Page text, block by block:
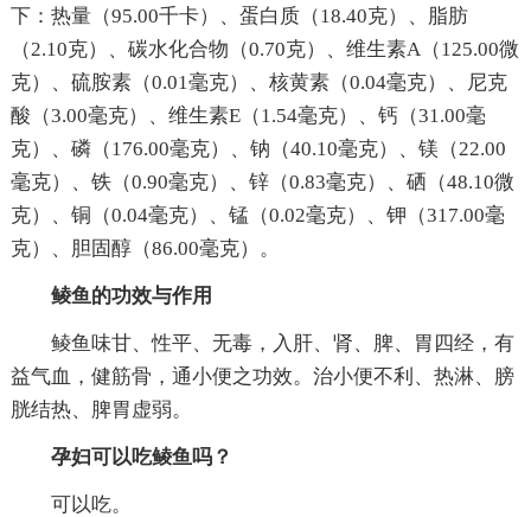
下：热量（95.00千卡）、蛋白质（18.40克）、脂肪
（2.10克）、碳水化合物（0.70克）、维生素A（125.00微
克）、硫胺素（0.01毫克）、核黄素（0.04毫克）、尼克
酸（3.00毫克）、维生素E（1.54毫克）、钙（31.00毫
克）、磷（176.00毫克）、钠（40.10毫克）、镁（22.00
毫克）、铁（0.90毫克）、锌（0.83毫克）、硒（48.10微
克）、铜（0.04毫克）、锰（0.02毫克）、钾（317.00毫
克）、胆固醇（86.00毫克）。
鲮鱼的功效与作用
鲮鱼味甘、性平、无毒，入肝、肾、脾、胃四经，有
益气血，健筋骨，通小便之功效。治小便不利、热淋、膀
胱结热、脾胃虚弱。
孕妇可以吃鲮鱼吗？
可以吃。